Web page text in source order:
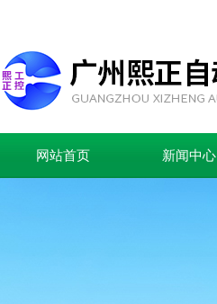
网站首页 新闻中心